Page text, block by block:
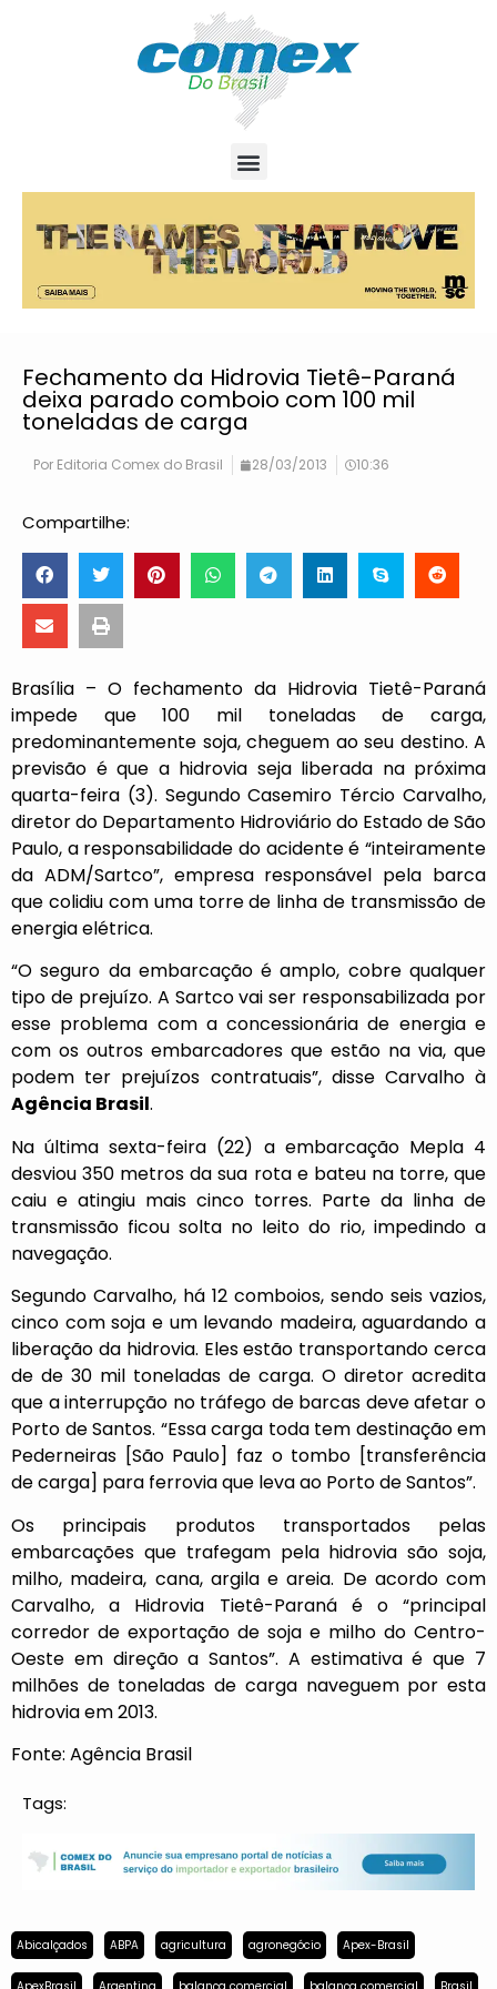
Fechamento da Hidrovia Tietê-Paraná
deixa parado comboio com 100 mil
toneladas de carga
Por Editoria Comex do Brasil 28/03/2013 10:36
Compartilhe:
Brasília – O fechamento da Hidrovia Tietê-Paraná
impede que 100 mil toneladas de carga,
predominantemente soja, cheguem ao seu destino. A
previsão é que a hidrovia seja liberada na próxima
quarta-feira (3). Segundo Casemiro Tércio Carvalho,
diretor do Departamento Hidroviário do Estado de São
Paulo, a responsabilidade do acidente é “inteiramente
da ADM/Sartco”, empresa responsável pela barca
que colidiu com uma torre de linha de transmissão de
energia elétrica.
“O seguro da embarcação é amplo, cobre qualquer
tipo de prejuízo. A Sartco vai ser responsabilizada por
esse problema com a concessionária de energia e
com os outros embarcadores que estão na via, que
podem ter prejuízos contratuais”, disse Carvalho à
Agência Brasil.
Na última sexta-feira (22) a embarcação Mepla 4
desviou 350 metros da sua rota e bateu na torre, que
caiu e atingiu mais cinco torres. Parte da linha de
transmissão ficou solta no leito do rio, impedindo a
navegação.
Segundo Carvalho, há 12 comboios, sendo seis vazios,
cinco com soja e um levando madeira, aguardando a
liberação da hidrovia. Eles estão transportando cerca
de de 30 mil toneladas de carga. O diretor acredita
que a interrupção no tráfego de barcas deve afetar o
Porto de Santos. “Essa carga toda tem destinação em
Pederneiras [São Paulo] faz o tombo [transferência
de carga] para ferrovia que leva ao Porto de Santos”.
Os principais produtos transportados pelas
embarcações que trafegam pela hidrovia são soja,
milho, madeira, cana, argila e areia. De acordo com
Carvalho, a Hidrovia Tietê-Paraná é o “principal
corredor de exportação de soja e milho do Centro-
Oeste em direção a Santos”. A estimativa é que 7
milhões de toneladas de carga naveguem por esta
hidrovia em 2013.
Fonte: Agência Brasil
Tags:
Abicalçados ABPA agricultura agronegócio Apex-Brasil